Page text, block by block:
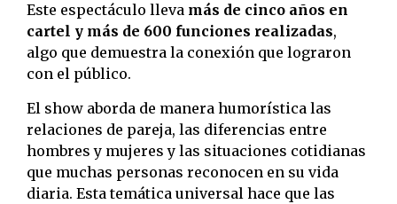
Este espectáculo lleva más de cinco años en
cartel y más de 600 funciones realizadas,
algo que demuestra la conexión que lograron
con el público.
El show aborda de manera humorística las
relaciones de pareja, las diferencias entre
hombres y mujeres y las situaciones cotidianas
que muchas personas reconocen en su vida
diaria. Esta temática universal hace que las